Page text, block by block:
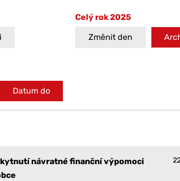
Celý rok 2025
Změnit den
Datum do
návratné finanční výpomoci